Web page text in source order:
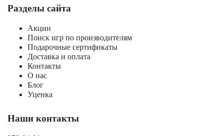
Разделы сайта
Акции
Поиск игр по производителям
Подарочные сертификаты
Доставка и оплата
Контакты
О нас
Блог
Уценка
Наши контакты